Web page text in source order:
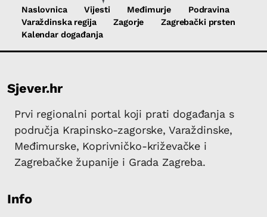
Naslovnica Vijesti Međimurje
Podravina
Varaždinska regija
Zagorje
Zagrebački prsten
Kalendar događanja
Sjever.hr
Prvi regionalni portal koji prati događanja s
područja Krapinsko-zagorske, Varaždinske,
Međimurske, Koprivničko-križevačke i
Zagrebačke županije i Grada Zagreba.
Info